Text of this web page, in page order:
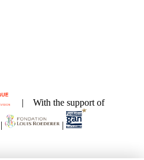
| With the support of
|
|